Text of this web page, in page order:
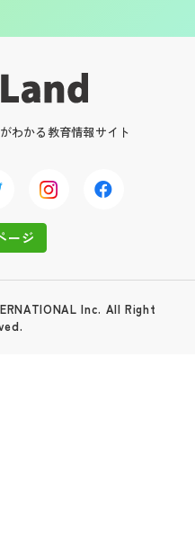
わかる教育情報サイト
ージ
Inc. All Right